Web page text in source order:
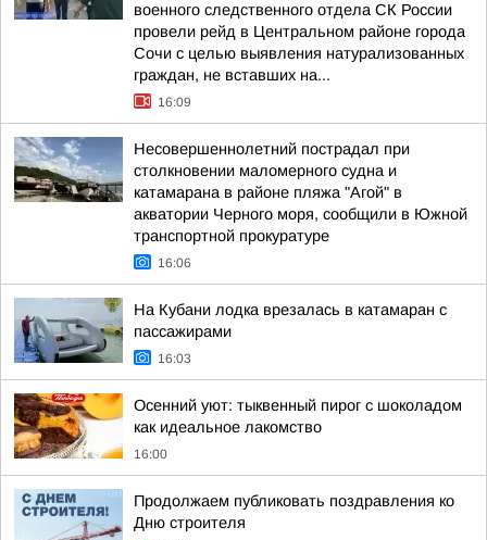
военного следственного отдела СК России
провели рейд в Центральном районе города
Сочи с целью выявления натурализованных
граждан, не вставших на...
16:09
Несовершеннолетний пострадал при
столкновении маломерного судна и
катамарана в районе пляжа "Агой" в
акватории Черного моря, сообщили в Южной
транспортной прокуратуре
16:06
На Кубани лодка врезалась в катамаран с
пассажирами
16:03
Осенний уют: тыквенный пирог с шоколадом
как идеальное лакомство
16:00
Продолжаем публиковать поздравления ко
Дню строителя